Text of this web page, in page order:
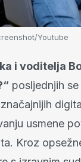
Youtube
i voditelja
posljednjih
usmene
Kroz